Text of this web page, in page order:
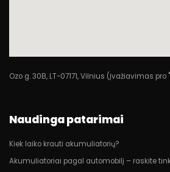
Ozo g. 30B, LT-07171, Vilnius (Įvažiavimas
Naudinga patarimai
Kiek laiko krauti akumuliatorių?
Akumuliatoriai pagal automobilį – raskite